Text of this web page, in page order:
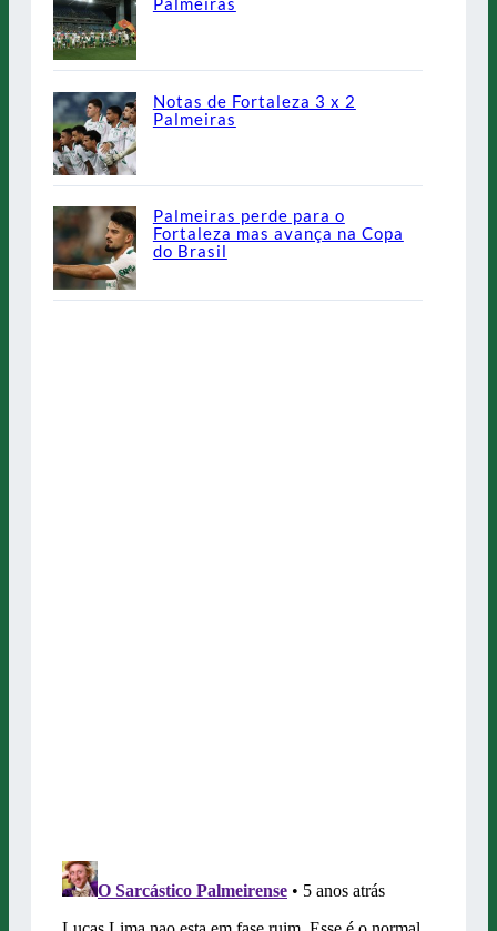
Notas de Fortaleza 3 x 2
Palmeiras
Palmeiras perde para o
Fortaleza mas avança na Copa
do Brasil